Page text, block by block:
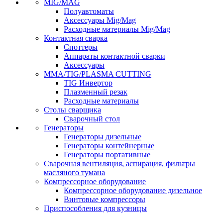
MIG/MAG
Полуавтоматы
Аксессуары Mig/Mag
Расходные материалы Mig/Mag
Контактная сварка
Споттеры
Аппараты контактной сварки
Аксессуары
MMA/TIG/PLASMA CUTTING
TIG Инвертор
Плазменный резак
Расходные материалы
Столы сварщика
Сварочный стол
Генераторы
Генераторы дизельные
Генераторы контейнерные
Генераторы портативные
Сварочная вентиляция, аспирация, фильтры
масляного тумана
Компрессорное оборудование
Компрессорное оборудование дизельное
Винтовые компрессоры
Приспособления для кузницы